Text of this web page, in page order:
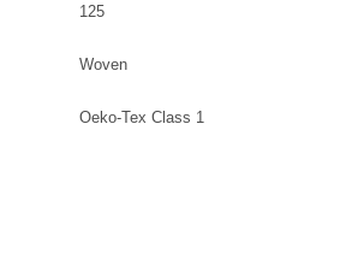
125
Woven
Oeko-Tex Class 1